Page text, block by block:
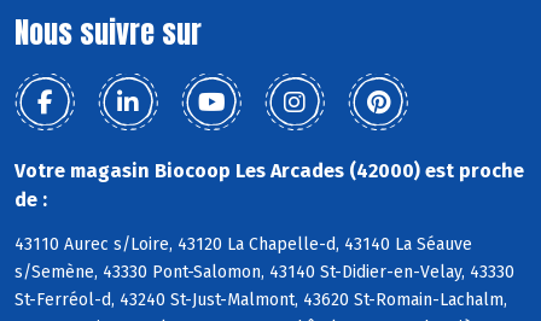
Nous suivre sur
Votre magasin Biocoop Les Arcades (42000) est proche
de :
43110 Aurec s/Loire, 43120 La Chapelle-d, 43140 La Séauve
s/Semène, 43330 Pont-Salomon, 43140 St-Didier-en-Velay, 43330
St-Ferréol-d, 43240 St-Just-Malmont, 43620 St-Romain-Lachalm,